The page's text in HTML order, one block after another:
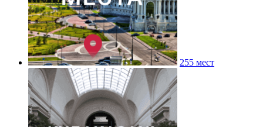
255 мест